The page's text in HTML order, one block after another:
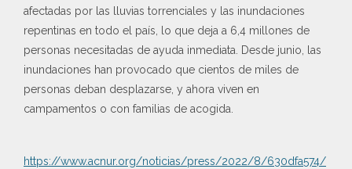
afectadas por las lluvias torrenciales y las inundaciones
repentinas en todo el país, lo que deja a 6,4 millones de
personas necesitadas de ayuda inmediata. Desde junio, las
inundaciones han provocado que cientos de miles de
personas deban desplazarse, y ahora viven en
campamentos o con familias de acogida.
https://www.acnur.org/noticias/press/2022/8/630dfa574/